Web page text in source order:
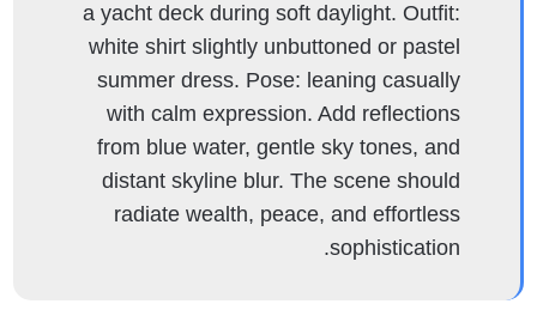
a yacht deck during soft daylight. Outfit:
white shirt slightly unbuttoned or pastel
summer dress. Pose: leaning casually
with calm expression. Add reflections
from blue water, gentle sky tones, and
distant skyline blur. The scene should
radiate wealth, peace, and effortless
sophistication.